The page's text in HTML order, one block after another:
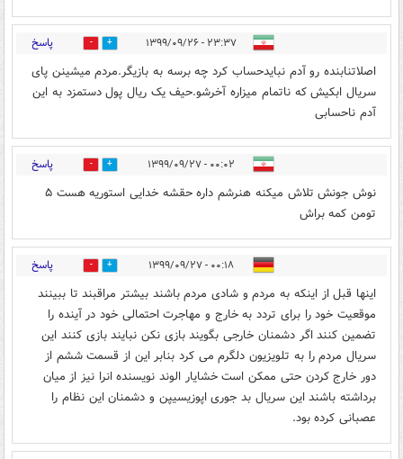
۲۳:۳۷ - ۱۳۹۹/۰۹/۲۶ 3 پاسخ
اصلاتنابنده رو آدم نبایدحساب کرد چه برسه به بازیگر.مردم میشینن پای
سریال ابکیش که ناتمام میزاره آخرشو.حیف یک ریال پول دستمزد به این
آدم ناحسابی
۰۰:۰۲ - ۱۳۹۹/۰۹/۲۷ 0 پاسخ
نوش جونش تلاش میکنه هنرشم داره حقشه خدایی استوریه هست ۵
تومن کمه براش
۰۰:۱۸ - ۱۳۹۹/۰۹/۲۷ 0 پاسخ
اینها قبل از اینکه به مردم و شادی مردم باشند بیشتر مراقبند تا ببینند
موقعیت خود را برای تردد به خارج و مهاجرت احتمالی خود در آینده را
تضمین کنند اگر دشمنان خارجی بگویند بازی نکن نبایند بازی کنند این
سریال مردم را به تلویزیون دلگرم می کرد بنابر این از قسمت ششم از
دور خارج کردن حتی ممکن است خشایار الوند نویسنده انرا نیز از میان
برداشته باشند این سریال بد جوری اپوزیسیپن و دشمنان این نظام را
عصبانی کرده بود.